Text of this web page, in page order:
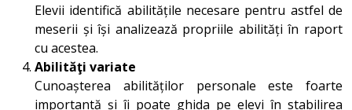
Elevii identifică abilitățile necesare pentru astfel de
meserii și își analizează propriile abilități în raport
cu acestea.
Abilităţi variate
Cunoașterea abilităților personale este foarte
importantă și îi poate ghida pe elevi în stabilirea